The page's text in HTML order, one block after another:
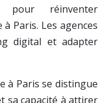
pour réinventer
Paris. Les agences
digital et adapter
à Paris se distingue
sa capacité à attirer